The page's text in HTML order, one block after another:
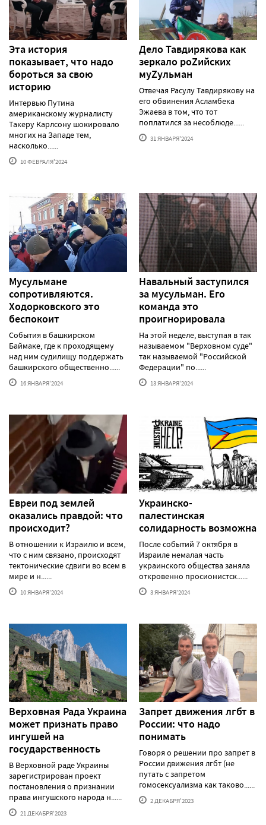
Эта история
показывает, что надо
бороться за свою
историю
Интервью Путина
американскому журналисту
Такеру Карлсону шокировало
многих на Западе тем,
насколько......
10 ФЕВРАЛЯ'2024
Дело Тавдирякова как
зеркало роZийских
муZульман
Отвечая Расулу Тавдирякову на
его обвинения Асламбека
Эжаева в том, что тот
поплатился за несоблюде......
31 ЯНВАРЯ'2024
Мусульмане
сопротивляются.
Ходорковского это
беспокоит
События в башкирском
Баймаке, где к проходящему
над ним судилищу поддержать
башкирского общественно......
16 ЯНВАРЯ'2024
Навальный заступился
за мусульман. Его
команда это
проигнорировала
На этой неделе, выступая в так
называемом "Верховном суде"
так называемой "Российской
Федерации" по......
13 ЯНВАРЯ'2024
Евреи под землей
оказались правдой: что
происходит?
В отношении к Израилю и всем,
что с ним связано, происходят
тектонические сдвиги во всем в
мире и н......
10 ЯНВАРЯ'2024
Украинско-
палестинская
солидарность возможна
После событий 7 октября в
Израиле немалая часть
украинского общества заняла
откровенно просионистск......
3 ЯНВАРЯ'2024
Верховная Рада Украина
может признать право
ингушей на
государственность
В Верховной раде Украины
зарегистрирован проект
постановления о признании
права ингушского народа н......
21 ДЕКАБРЯ'2023
Запрет движения лгбт в
России: что надо
понимать
Говоря о решении про запрет в
России движения лгбт (не
путать с запретом
гомосексуализма как таково......
2 ДЕКАБРЯ'2023